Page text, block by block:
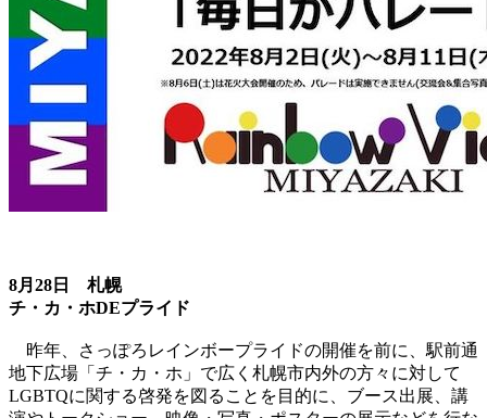
8月28日 札幌
チ・カ・ホDEプライド
昨年、さっぽろレインボープライドの開催を前に、駅前通
地下広場「チ・カ・ホ」で広く札幌市内外の方々に対して
LGBTQに関する啓発を図ることを目的に、ブース出展、講